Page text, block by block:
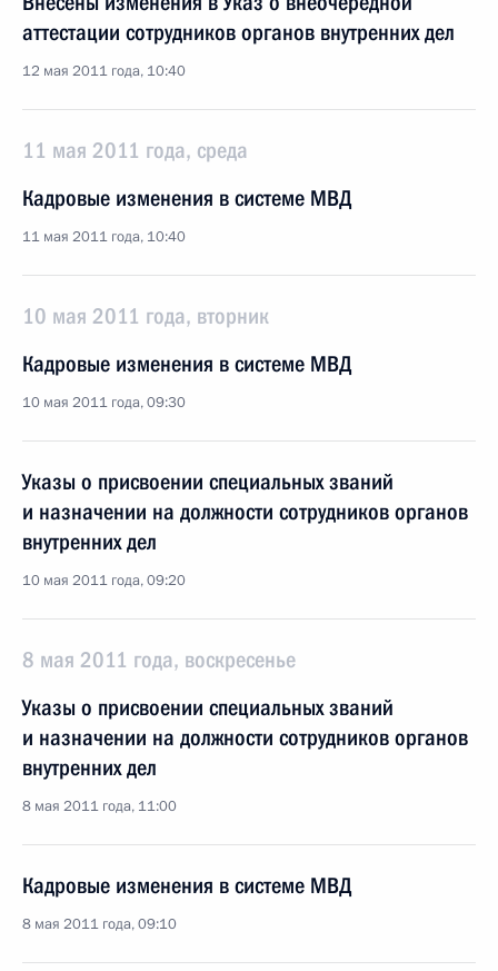
аттестации сотрудников органов внутренних дел
12 мая 2011 года, 10:40
11 мая 2011 года, среда
Кадровые изменения в системе МВД
11 мая 2011 года, 10:40
10 мая 2011 года, вторник
Кадровые изменения в системе МВД
10 мая 2011 года, 09:30
Указы о присвоении специальных званий
и назначении на должности сотрудников органов
внутренних дел
10 мая 2011 года, 09:20
8 мая 2011 года, воскресенье
Указы о присвоении специальных званий
и назначении на должности сотрудников органов
внутренних дел
8 мая 2011 года, 11:00
Кадровые изменения в системе МВД
8 мая 2011 года, 09:10